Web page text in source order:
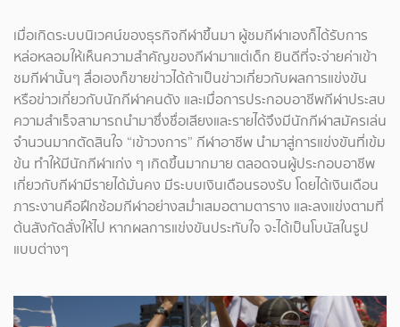
เมื่อเกิดระบบนิเวศน์ของธุรกิจกีฬาขึ้นมา ผู้ชมกีฬาเองก็ได้รับการ
หล่อหลอมให้เห็นความสำคัญของกีฬามาแต่เด็ก ยินดีที่จะจ่ายค่าเข้า
ชมกีฬานั้นๆ สื่อเองก็ขายข่าวได้ถ้าเป็นข่าวเกี่ยวกับผลการแข่งขัน
หรือข่าวเกี่ยวกับนักกีฬาคนดัง และเมื่อการประกอบอาชีพกีฬาประสบ
ความสำเร็จสามารถนำมาซึ่งชื่อเสียงและรายได้จึงมีนักกีฬาสมัครเล่น
จำนวนมากตัดสินใจ “เข้าวงการ” กีฬาอาชีพ นำมาสู่การแข่งขันที่เข้ม
ข้น ทำให้มีนักกีฬาเก่ง ๆ เกิดขึ้นมากมาย ตลอดจนผู้ประกอบอาชีพ
เกี่ยวกับกีฬามีรายได้มั่นคง มีระบบเงินเดือนรองรับ โดยได้เงินเดือน
ภาระงานคือฝึกซ้อมกีฬาอย่างสม่ำเสมอตามตาราง และลงแข่งตามที่
ต้นสังกัดสั่งให้ไป หากผลการแข่งขันประทับใจ จะได้เป็นโบนัสในรูป
แบบต่างๆ